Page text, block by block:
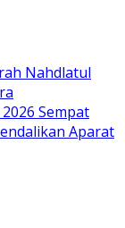
Nahdlatul
Sempat
Aparat